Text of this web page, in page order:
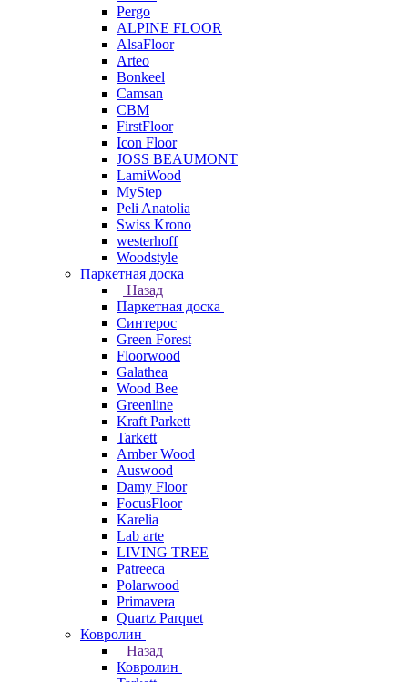
Pergo
ALPINE FLOOR
AlsaFloor
Arteo
Bonkeel
Camsan
CBM
FirstFloor
Icon Floor
JOSS BEAUMONT
LamiWood
MyStep
Peli Anatolia
Swiss Krono
westerhoff
Woodstyle
Паркетная доска
Назад
Паркетная доска
Синтерос
Green Forest
Floorwood
Galathea
Wood Bee
Greenline
Kraft Parkett
Tarkett
Amber Wood
Auswood
Damy Floor
FocusFloor
Karelia
Lab arte
LIVING TREE
Patreeca
Polarwood
Primavera
Quartz Parquet
Ковролин
Назад
Ковролин